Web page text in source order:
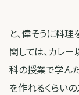
と、偉そうに料
関しては、カレ
科の授業で学ん
を作れるくらい